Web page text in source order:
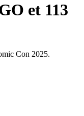
et 113
Con 2025.